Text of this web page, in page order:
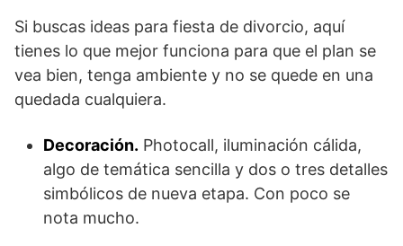
Si buscas ideas para fiesta de divorcio, aquí
tienes lo que mejor funciona para que el plan se
vea bien, tenga ambiente y no se quede en una
quedada cualquiera.
Decoración. Photocall, iluminación cálida,
algo de temática sencilla y dos o tres detalles
simbólicos de nueva etapa. Con poco se
nota mucho.